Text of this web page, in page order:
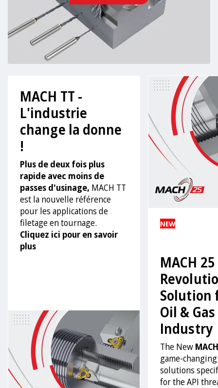
MACH TT -
L'industrie
change la donne
!
Plus de deux fois plus
rapide avec moins de
passes d'usinage, MACH TT
est la nouvelle référence
pour les applications de
filetage en tournage.
Cliquez ici pour en savoir
plus
NEW
MACH
Solution
Oil & Gas
Industry
The New
game-
solutions
for the API